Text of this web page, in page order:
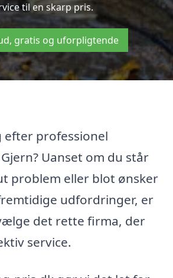
til en skarp pris.
gratis og uforpligtende
efter professionel
Uanset om du står
problem eller blot ønsker
udfordringer, er
det rette firma, der
service.